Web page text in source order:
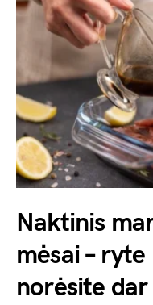
Naktinis
mėsai –
norėsite dar